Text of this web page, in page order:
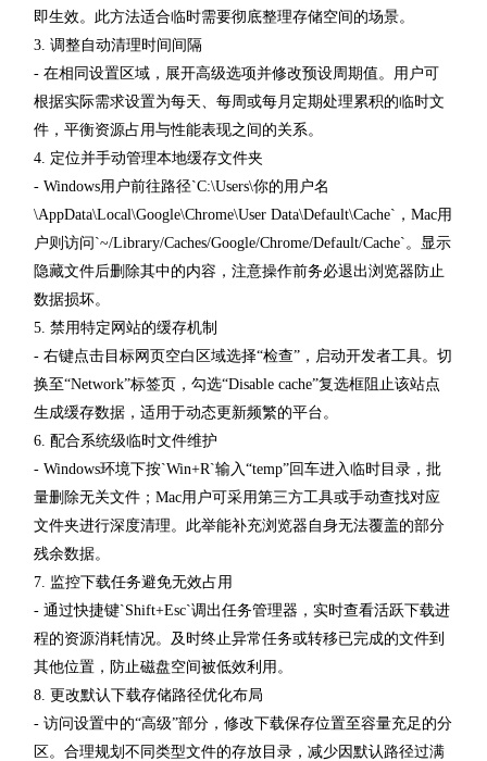
即生效。此方法适合临时需要彻底整理存储空间的场景。
3. 调整自动清理时间间隔
- 在相同设置区域，展开高级选项并修改预设周期值。用户可
根据实际需求设置为每天、每周或每月定期处理累积的临时文
件，平衡资源占用与性能表现之间的关系。
4. 定位并手动管理本地缓存文件夹
- Windows用户前往路径`C:\Users\你的用户名
\AppData\Local\Google\Chrome\User Data\Default\Cache`，Mac用
户则访问`~/Library/Caches/Google/Chrome/Default/Cache`。显示
隐藏文件后删除其中的内容，注意操作前务必退出浏览器防止
数据损坏。
5. 禁用特定网站的缓存机制
- 右键点击目标网页空白区域选择“检查”，启动开发者工具。切
换至“Network”标签页，勾选“Disable cache”复选框阻止该站点
生成缓存数据，适用于动态更新频繁的平台。
6. 配合系统级临时文件维护
- Windows环境下按`Win+R`输入“temp”回车进入临时目录，批
量删除无关文件；Mac用户可采用第三方工具或手动查找对应
文件夹进行深度清理。此举能补充浏览器自身无法覆盖的部分
残余数据。
7. 监控下载任务避免无效占用
- 通过快捷键`Shift+Esc`调出任务管理器，实时查看活跃下载进
程的资源消耗情况。及时终止异常任务或转移已完成的文件到
其他位置，防止磁盘空间被低效利用。
8. 更改默认下载存储路径优化布局
- 访问设置中的“高级”部分，修改下载保存位置至容量充足的分
区。合理规划不同类型文件的存放目录，减少因默认路径过满